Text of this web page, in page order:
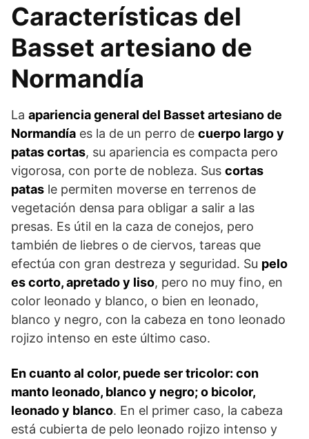
Características del
Basset artesiano de
Normandía
La apariencia general del Basset artesiano de
Normandía es la de un perro de cuerpo largo y
patas cortas, su apariencia es compacta pero
vigorosa, con porte de nobleza. Sus cortas
patas le permiten moverse en terrenos de
vegetación densa para obligar a salir a las
presas. Es útil en la caza de conejos, pero
también de liebres o de ciervos, tareas que
efectúa con gran destreza y seguridad. Su pelo
es corto, apretado y liso, pero no muy fino, en
color leonado y blanco, o bien en leonado,
blanco y negro, con la cabeza en tono leonado
rojizo intenso en este último caso.
En cuanto al color, puede ser tricolor: con
manto leonado, blanco y negro; o bicolor,
leonado y blanco. En el primer caso, la cabeza
está cubierta de pelo leo­nado rojizo intenso y